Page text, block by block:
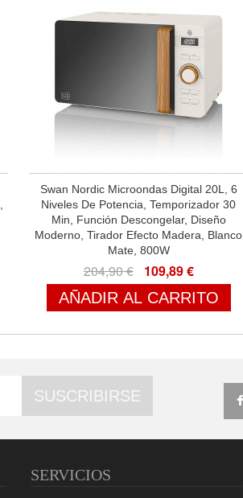
Swan Nordic Microondas Digital 20L, 6
Niveles De Potencia, Temporizador 30
Min, Función Descongelar, Diseño
Moderno, Tirador Efecto Madera, Blanco
Mate, 800W
204,90 € 109,89 €
AÑADIR AL CARRITO
SUSCRIBIRSE
SERVICIOS